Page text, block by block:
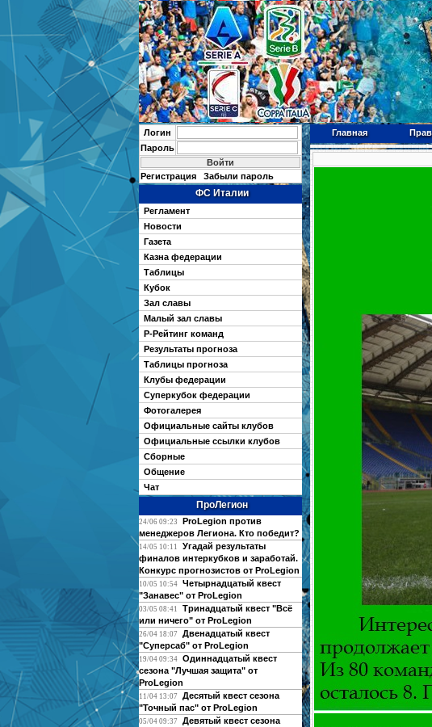
Логин
Пароль
Регистрация Забыли пароль
ФС Италии
Регламент
Новости
Газета
Казна федерации
Таблицы
Кубок
Зал славы
Малый зал славы
Р-Рейтинг команд
Результаты прогноза
Таблицы прогноза
Клубы федерации
Суперкубок федерации
Фотогалерея
Официальные сайты клубов
Официальные ссылки клубов
Сборные
Общение
Чат
ПроЛегион
24/06 09:23
ProLegion против
менеджеров Легиона. Кто победит?
14/05 10:11
Угадай результаты
финалов интеркубков и заработай.
Конкурс прогнозистов от ProLegion
10/05 10:54 Четырнадцатый квест
"Занавес" от ProLegion
03/05 08:41
Тринадцатый квест "Всё
или ничего" от ProLegion
26/04 18:07
Двенадцатый квест
"Суперсаб" от ProLegion
19/04 09:34 Одиннадцатый квест
сезона "Лучшая защита" от
ProLegion
11/04 13:07
Десятый квест сезона
"Точный пас" от ProLegion
05/04 09:37
Девятый квест сезона
Главная